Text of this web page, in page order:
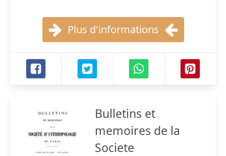
Plus d'informations
Bulletins et
memoires de la
Societe